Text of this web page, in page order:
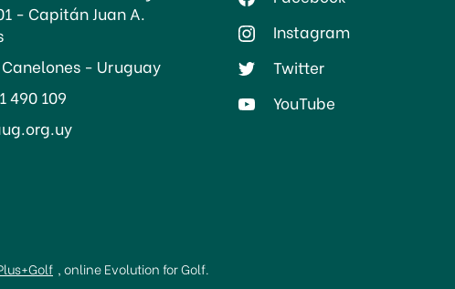
- Capitán Juan A.
Canelones - Uruguay
490 109
Instagram
Twitter
YouTube
, online Evolution for Golf.